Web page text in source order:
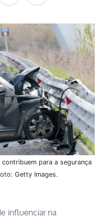
para a segurança
Getty Images.
influenciar na